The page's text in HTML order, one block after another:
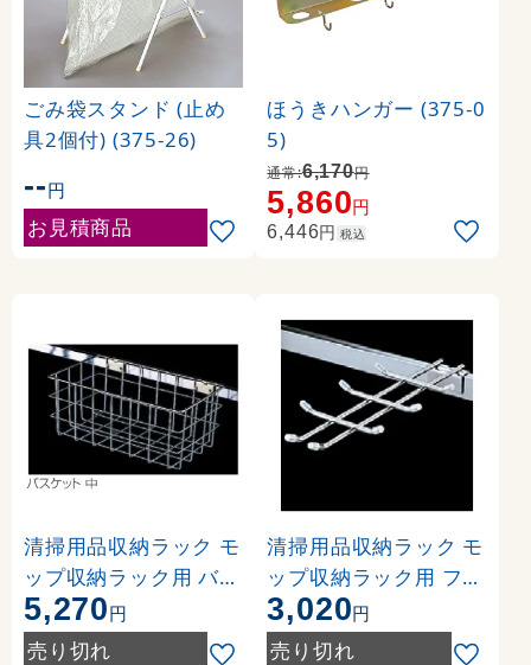
ごみ袋スタンド (止め
具2個付) (375-26)
--円
お見積商品
ほうきハンガー (375-0
5)
通常:6,170円
5,860円
6,446円 税込
清掃用品収納ラック モ
ップ収納ラック用 バス
ケット サイズ:中 (CE-4
94-520-0)
5,270円
売り切れ
清掃用品収納ラック モ
ップ収納ラック用 フッ
ク Wフック2 (CE-494-
620-0)
3,020円
売り切れ